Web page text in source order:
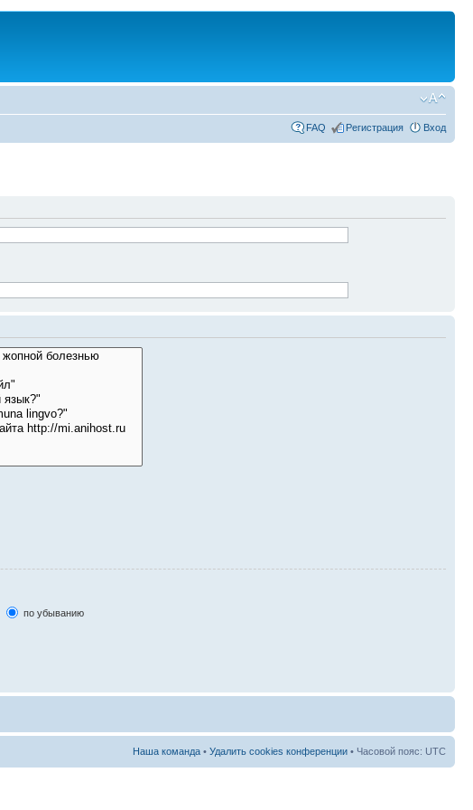
FAQ Регистрация Вход
по убыванию
Наша команда • Удалить cookies конференции • Часовой пояс: UTC